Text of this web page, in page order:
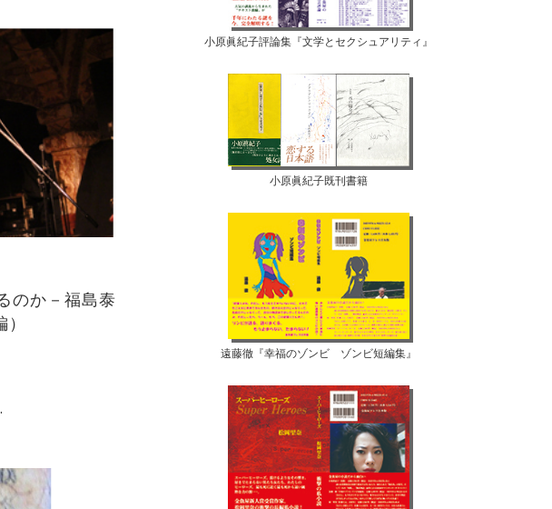
のか－福島泰
小原眞紀子評論集『文学とセクシュアリティ』
小原眞紀子既刊書籍
遠藤徹『幸福のゾンビ ゾンビ短編集』